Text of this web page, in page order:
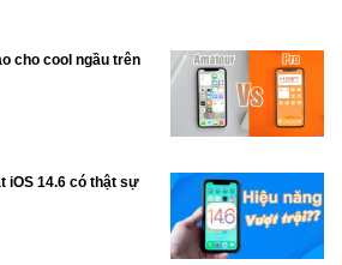
cho cool ngầu trên
iOS 14.6 có thật sự